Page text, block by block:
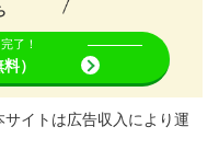
了！
）
イトは広告収入により運